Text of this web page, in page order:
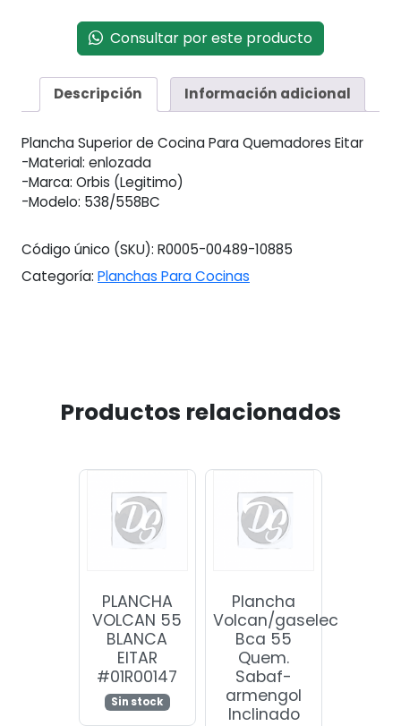
Consultar por este producto
Descripción Información adicional
Plancha Superior de Cocina Para Quemadores Eitar
-Material: enlozada
-Marca: Orbis (Legitimo)
-Modelo: 538/558BC
Código único (SKU): R0005-00489-10885
Categoría: Planchas Para Cocinas
Productos relacionados
PLANCHA
VOLCAN 55
BLANCA
EITAR
#01R00147
Sin stock
Plancha
Volcan/gaselec
Bca 55
Quem.
Sabaf-
armengol
Inclinado